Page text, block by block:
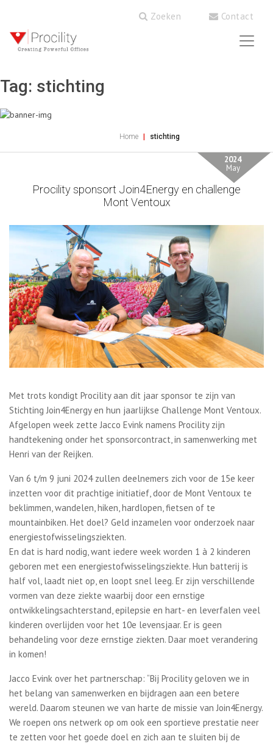
Zoeken Contact
Tag: stichting
Home stichting
2024
May
Procility sponsort Join4Energy en challenge
Mont Ventoux
Met trots kondigt Procility aan dit jaar sponsor te zijn van
Stichting Join4Energy en hun jaarlijkse Challenge Mont Ventoux.
Afgelopen week zette Jacco Evink namens Procility zijn
handtekening onder het sponsorcontract, in samenwerking met
Henri van der Reijken.
Van 6 t/m 9 juni 2024 zullen deelnemers zich voor de 15e keer
inzetten voor dit prachtige initiatief, door de Mont Ventoux te
beklimmen, wandelen, hiken, hardlopen, fietsen of te
mountainbiken. Het doel? Geld inzamelen voor onderzoek naar
energiestofwisselingsziekten.
En dat is hard nodig, want iedere week worden 1 à 2 kinderen
geboren met een energiestofwisselingsziekte. Hun batterij is
half vol, laadt niet op, en loopt snel leeg. Er zijn verschillende
vormen van deze ziekte waarbij door een ernstige
ontwikkelingsachterstand, epilepsie en hart- en leverfalen veel
kinderen overlijden voor het 10e levensjaar. Er is geen
behandeling voor deze ernstige ziekten. Daar moet verandering
in komen!
Jacco Evink over het partnerschap: “Bij Procility geloven we in
het belang van samenwerken en bijdragen aan een betere
wereld. Daarom steunen we van harte de missie van Join4Energy.
We roepen ons netwerk op om ook een sportieve prestatie neer
te zetten voor het goede doel en zich aan te sluiten bij de